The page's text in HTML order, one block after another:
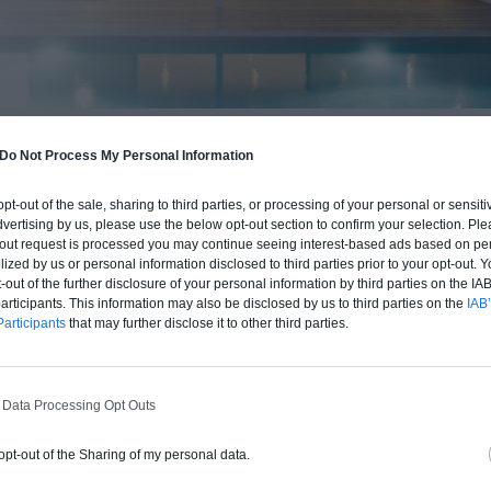
Do Not Process My Personal Information
out of the sale, sharing to third parties, or processing of your personal or
by us, please use the below opt-out section to confirm your selection.
request is processed you may continue seeing interest-based ads based on
by us or personal information disclosed to third parties prior to your opt-out.
of the further disclosure of your personal information by third parties on the
This information may also be disclosed by us to third parties on the
that may further disclose it to other third parties.
Processing Opt Outs
out of the Sharing of my personal data.
BUDGET ET PROCÉDÉ
un chiffrage estimatif pour la construction de cette
type de livraison souhaité : auto-construction, clos
d'air) ou clé en main.
Auto-construction Clos couvert Clé en main
Construction ossature bois
normes standards. Construction en